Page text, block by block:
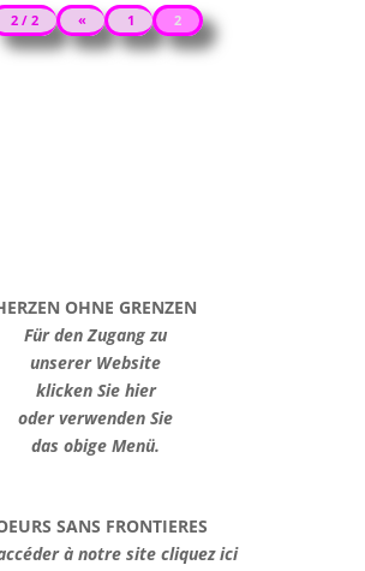
2 / 2 « 1 2
OHNE GRENZEN
Für den Zugang zu
unserer Website
klicken Sie hier
oder verwenden Sie
das obige Menü.
SANS FRONTIERES
à notre site cliquez ici